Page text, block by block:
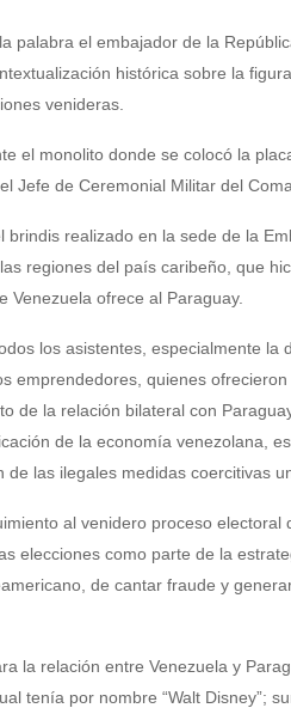
palabra el embajador de la
histórica sobre la
venideras.
el monolito donde se colocó la
Jefe de Ceremonial Militar del
realizado en la sede de la
regiones del país caribeño, que
Venezuela ofrece al Paraguay.
los asistentes, especialmente
emprendedores, quienes
de la relación bilateral con
de la economía venezolana,
las ilegales medidas coercitivas
al venidero proceso
elecciones como parte de la
de cantar fraude y
la relación entre Venezuela y
tenía por nombre “Walt Disney”;